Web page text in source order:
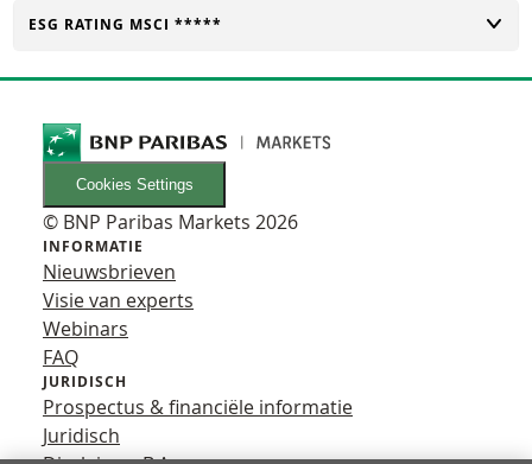
TOGGLE
ESG RATING MSCI *****
Cookies Settings
© BNP Paribas Markets 2026
INFORMATIE
Nieuwsbrieven
Visie van experts
Webinars
FAQ
JURIDISCH
Prospectus & financiële informatie
Juridisch